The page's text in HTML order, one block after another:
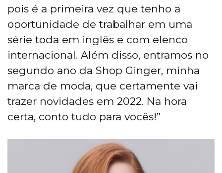
pois é a primeira vez que tenho a
oportunidade de trabalhar em uma
série toda em inglês e com elenco
internacional. Além disso, entramos no
segundo ano da Shop Ginger, minha
marca de moda, que certamente vai
trazer novidades em 2022. Na hora
certa, conto tudo para vocês!”